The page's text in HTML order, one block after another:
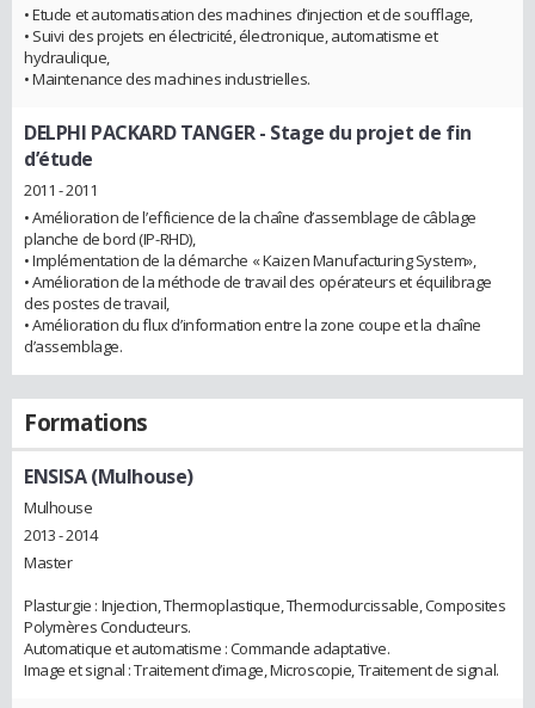
• Etude et automatisation des machines d’injection et de soufflage,
• Suivi des projets en électricité, électronique, automatisme et
hydraulique,
• Maintenance des machines industrielles.
DELPHI PACKARD TANGER- Stage du projet de fin
d’étude
2011 - 2011
• Amélioration de l’efficience de la chaîne d’assemblage de câblage
planche de bord (IP-RHD),
• Implémentation de la démarche « Kaizen Manufacturing System»,
• Amélioration de la méthode de travail des opérateurs et équilibrage
des postes de travail,
• Amélioration du flux d’information entre la zone coupe et la chaîne
d’assemblage.
Formations
ENSISA (Mulhouse)
Mulhouse
2013 - 2014
Master
Plasturgie : Injection, Thermoplastique, Thermodurcissable, Composites
Polymères Conducteurs.
Automatique et automatisme : Commande adaptative.
Image et signal : Traitement d’image, Microscopie, Traitement de signal.